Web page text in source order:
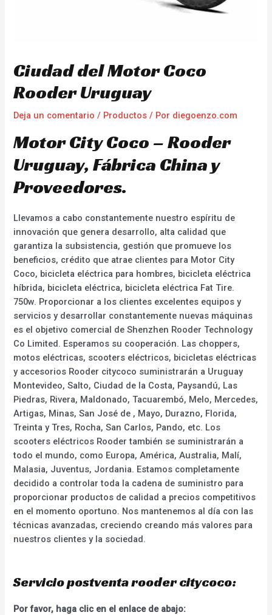
Ciudad del Motor Coco
Rooder Uruguay
Deja un comentario / Productos / Por diegoenzo.com
Motor City Coco – Rooder
Uruguay, Fábrica China y
Proveedores.
Llevamos a cabo constantemente nuestro espíritu de
innovación que genera desarrollo, alta calidad que
garantiza la subsistencia, gestión que promueve los
beneficios, crédito que atrae clientes para Motor City
Coco, bicicleta eléctrica para hombres, bicicleta eléctrica
híbrida, bicicleta eléctrica, bicicleta eléctrica Fat Tire.
750w. Proporcionar a los clientes excelentes equipos y
servicios y desarrollar constantemente nuevas máquinas
es el objetivo comercial de Shenzhen Rooder Technology
Co Limited. Esperamos su cooperación. Las choppers,
motos eléctricas, scooters eléctricos, bicicletas eléctricas
y accesorios Rooder citycoco suministrarán a Uruguay
Montevideo, Salto, Ciudad de la Costa, Paysandú, Las
Piedras, Rivera, Maldonado, Tacuarembó, Melo, Mercedes,
Artigas, Minas, San José de , Mayo, Durazno, Florida,
Treinta y Tres, Rocha, San Carlos, Pando, etc. Los
scooters eléctricos Rooder también se suministrarán a
todo el mundo, como Europa, América, Australia, Malí,
Malasia, Juventus, Jordania. Estamos completamente
decidido a controlar toda la cadena de suministro para
proporcionar productos de calidad a precios competitivos
en el momento oportuno. Nos mantenemos al día con las
técnicas avanzadas, creciendo creando más valores para
nuestros clientes y la sociedad.
Servicio postventa rooder citycoco:
Por favor, haga clic en el enlace de abajo: